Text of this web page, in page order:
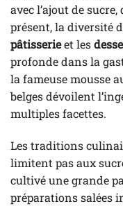
avec l’ajout de
présent, la diversité
pâtisserieet les
profonde dans la
la fameuse mousse
belges dévoilent
multiples facettes.
Les traditions
limitent pas aux
cultivé une grande
préparations salées